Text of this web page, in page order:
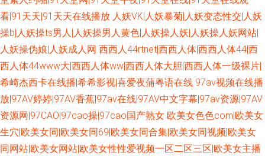
看|91天天|91天天在线播放 人妖VK|人妖暴菊|人妖变态性交|人妖
操b|人妖操ts男人|人妖操男人黄色|人妖操人妖|人妖操人妖网站|
人妖操伪娘|人妖成人网 西西人44rtnet|西西人体|西西人体44|西
西人体44www大|西西人体ww|西西人体大胆|西西人体一级裸片|
希崎杰西卡在线播|希希影视|喜爱夜蒲粤语在线 97av视频在线播
放|97AV婷婷|97AV香蕉|97av在线|97AV中文字幕|97av资源|97AV
资源网|97CAO|97cao操|97cao国产熟女 欧美女色色com|欧美女
生穴|欧美女同|欧美女同69|欧美女同合集|欧美女同视频|欧美女
同网站|欧美女网站|欧美女性性爱视频一区二区三区|欧美女主播